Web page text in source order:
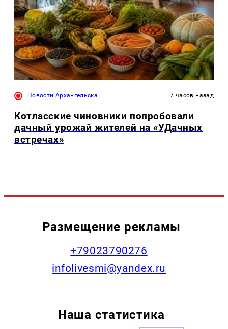
Новости Архангельска 7 часов назад
Котласские чиновники попробовали
дачный урожай жителей на «УДачных
встречах»
Размещение рекламы
+79023790276
infolivesmi@yandex.ru
Наша статистика